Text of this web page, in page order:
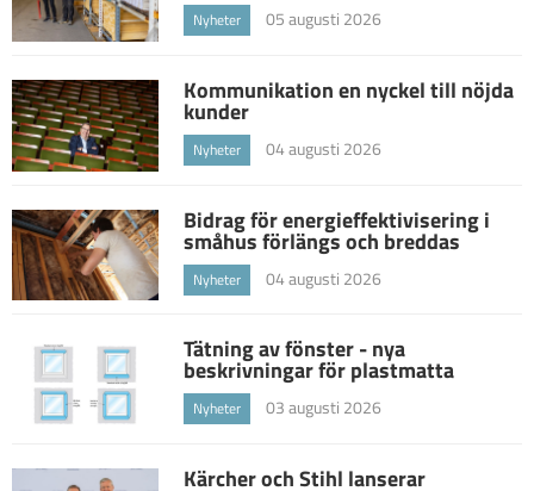
Nyheter 05 augusti 2026
Kommunikation en nyckel till nöjda
kunder
Nyheter 04 augusti 2026
Bidrag för energieffektivisering i
småhus förlängs och breddas
Nyheter 04 augusti 2026
Tätning av fönster - nya
beskrivningar för plastmatta
Nyheter 03 augusti 2026
Kärcher och Stihl lanserar